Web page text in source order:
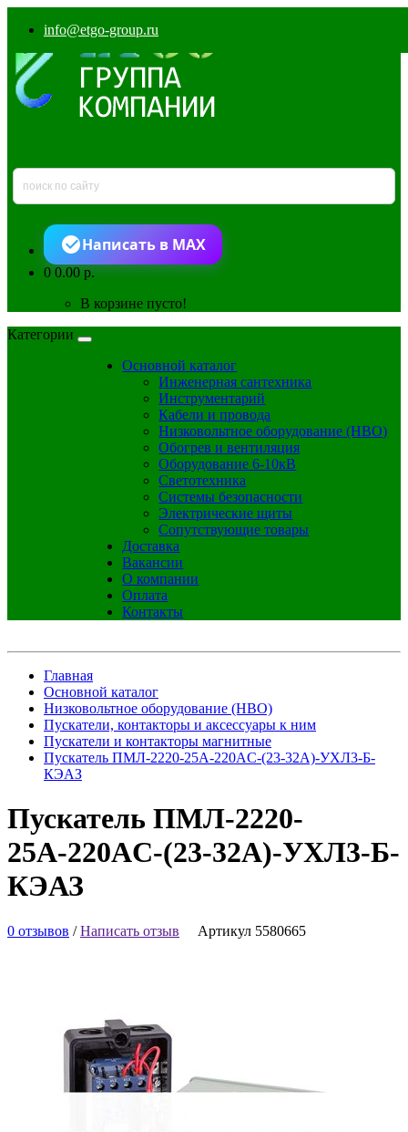
info@etgo-group.ru
Написать в MAX
00.00 р.
В корзине пусто!
Категории
Основной каталог
Инженерная сантехника
Инструментарий
Кабели и провода
Низковольтное оборудование (НВО)
Обогрев и вентиляция
Оборудование 6-10кВ
Светотехника
Системы безопасности
Электрические щиты
Сопутствующие товары
Доставка
Вакансии
О компании
Оплата
Контакты
Главная
Основной каталог
Низковольтное оборудование (НВО)
Пускатели, контакторы и аксессуары к ним
Пускатели и контакторы магнитные
Пускатель ПМЛ-2220-25А-220AC-(23-32А)-УХЛ3-Б-
КЭАЗ
Пускатель ПМЛ-2220-
25А-220AC-(23-32А)-УХЛ3-Б-
КЭАЗ
0 отзывов /Написать отзыв Артикул 5580665